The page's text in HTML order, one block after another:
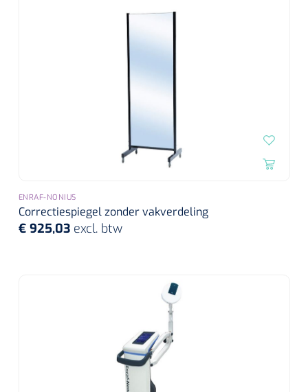
ENRAF-NONIUS
Correctiespiegel zonder vakverdeling
€ 925,03 excl. btw